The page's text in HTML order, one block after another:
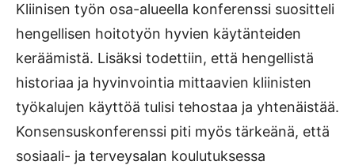
Kliinisen työn osa-alueella konferenssi suositteli
hengellisen hoitotyön hyvien käytänteiden
keräämistä. Lisäksi todettiin, että hengellistä
historiaa ja hyvinvointia mittaavien kliinisten
työkalujen käyttöä tulisi tehostaa ja yhtenäistää.
Konsensuskonferenssi piti myös tärkeänä, että
sosiaali- ja terveysalan koulutuksessa